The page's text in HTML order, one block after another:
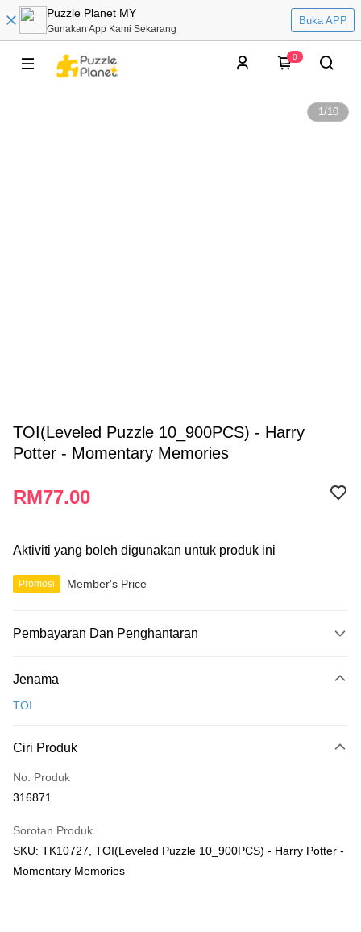
Puzzle Planet MY
Gunakan App Kami Sekarang
Buka APP
0
1/10
TOI(Leveled Puzzle 10_900PCS) - Harry
Potter - Momentary Memories
RM77.00
Aktiviti yang boleh digunakan untuk produk ini
Promosi Member's Price
Pembayaran Dan Penghantaran
Kad Kredit
Hanya menyokong Maybank, CIMB Bank, Public Bank, RHB Bank, Hong
Boost
GrabPay
Jenama
TOI
Ciri Produk
No. Produk
316871
Sorotan Produk
SKU: TK10727, TOI(Leveled Puzzle 10_900PCS) - Harry Potter -
Momentary Memories